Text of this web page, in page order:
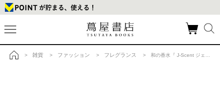
> 雑貨 > ファッション > フレグランス > 和の香水『 J-Scent ジェイセント 』力士 / Sumo Wrestlerの商品詳細